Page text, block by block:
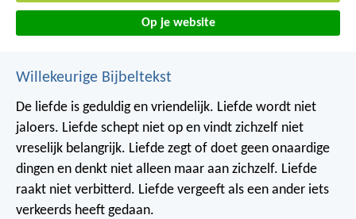
Op je website
Willekeurige Bijbeltekst
De liefde is geduldig en vriendelijk. Liefde wordt niet
jaloers. Liefde schept niet op en vindt zichzelf niet
vreselijk belangrijk. Liefde zegt of doet geen onaardige
dingen en denkt niet alleen maar aan zichzelf. Liefde
raakt niet verbitterd. Liefde vergeeft als een ander iets
verkeerds heeft gedaan.